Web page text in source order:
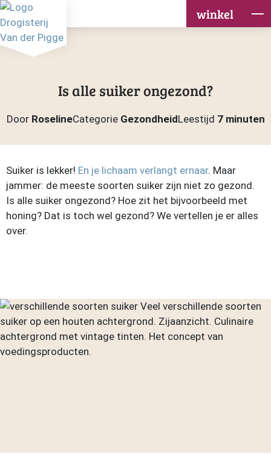
winkel
Is alle suiker ongezond?
Door RoselineCategorie GezondheidLeestijd 7 minuten
Suiker is lekker! En je lichaam verlangt ernaar. Maar
jammer: de meeste soorten suiker zijn niet zo gezond.
Is alle suiker ongezond? Hoe zit het bijvoorbeeld met
honing? Dat is toch wel gezond? We vertellen je er alles
over.